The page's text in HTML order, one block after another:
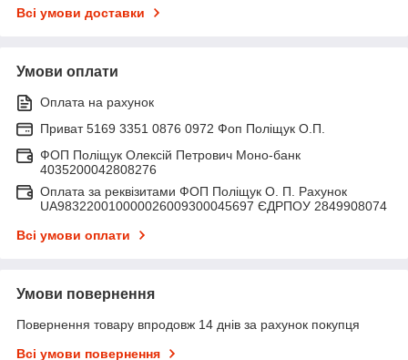
Всі умови доставки
Умови оплати
Оплата на рахунок
Приват 5169 3351 0876 0972 Фоп Поліщук О.П.
ФОП Поліщук Олексій Петрович Моно-банк
4035200042808276
Оплата за реквізитами ФОП Поліщук О. П. Рахунок
UA983220010000026009300045697 ЄДРПОУ 2849908074
Всі умови оплати
Умови повернення
Повернення товару впродовж 14 днів за рахунок покупця
Всі умови повернення